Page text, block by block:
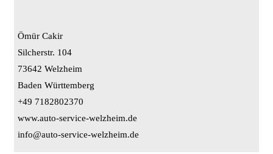
Ömür Cakir
Silcherstr. 104
73642 Welzheim
Baden Württemberg
+49 7182802370
www.auto-service-welzheim.de
info@auto-service-welzheim.de